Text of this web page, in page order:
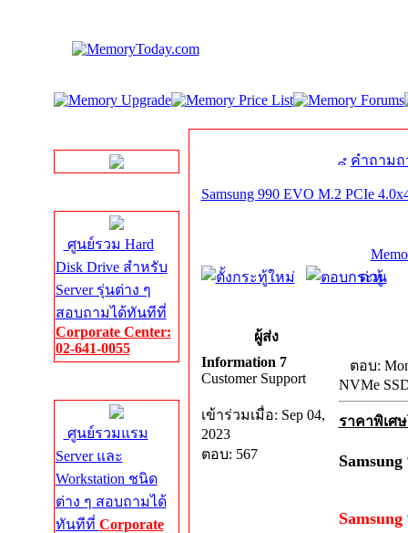
ศูนย์รวม Hard
Disk Drive สำหรับ
Server รุ่นต่าง ๆ
สอบถามได้ทันทีที่
Corporate Center:
02-641-0055
ศูนย์รวมแรม
Server และ
Workstation ชนิด
ต่าง ๆ สอบถามได้
ทันทีที่ Corporate
คำถาม
Samsung 990 EVO M.2 PCIe
ด่วน
ผู้ส่ง
Information 7
Customer Support
เข้าร่วมเมื่อ: Sep 04,
2023
ตอบ: 567
ตอบ:
NVMe
ราคาพิเศ